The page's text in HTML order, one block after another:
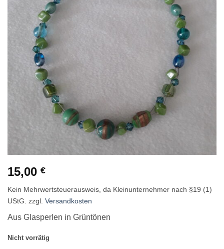
15,00 €
Kein Mehrwertsteuerausweis, da Kleinunternehmer nach §19 (1)
UStG. zzgl. Versandkosten
Aus Glasperlen in Grüntönen
Nicht vorrätig